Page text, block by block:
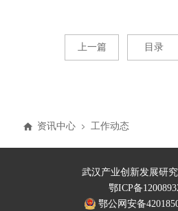
上一篇 目录
资讯中心 工作动态
武汉产业创新发展研
鄂ICP备
鄂公网安备